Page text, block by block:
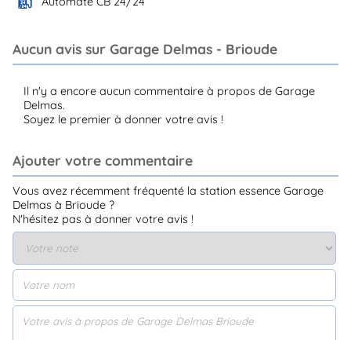
Aucun avis sur Garage Delmas - Brioude
Il n'y a encore aucun commentaire à propos de Garage
Delmas.
Soyez le premier à donner votre avis !
Ajouter votre commentaire
Vous avez récemment fréquenté la station essence Garage
Delmas à Brioude ?
N'hésitez pas à donner votre avis !